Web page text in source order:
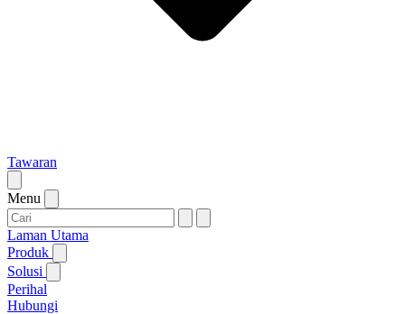
Tawaran
Menu
Laman Utama
Produk
Solusi
Perihal
Hubungi